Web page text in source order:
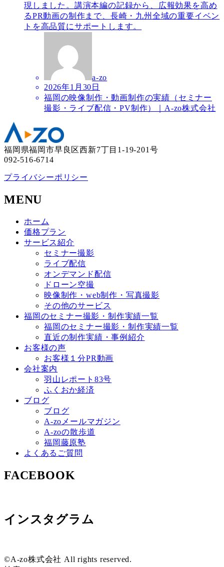
現しました。講演本編の記録から、広報効果を高め
るPR動画の制作まで、長崎・九州全域の重要イベン
トを高品質にサポートします。
a-zo
2026年1月30日
福岡の映像制作・動画制作の実績（セミナー
撮影・ライブ配信・PV制作）｜A-zo株式会社
福岡県福岡市早良区西新7丁目1-19-201号
092-516-6714
プライバシーポリシー
MENU
ホーム
価格プラン
サービス紹介
セミナー撮影
ライブ配信
オンデマンド配信
ドローン空撮
映像制作・web制作・写真撮影
その他のサービス
福岡のセミナー撮影・制作実績一覧
福岡のセミナー撮影・制作実績一覧
直近の制作実績・事例紹介
お客様の声
お客様１分PR動画
会社案内
羽山レポート83号
ふくおか経済
ブログ
ブログ
A-zoメールマガジン
A-zoの散歩道
福岡藤原塾
よくあるご質問
FACEBOOK
インスタグラム
©A-zo株式会社 All rights reserved.